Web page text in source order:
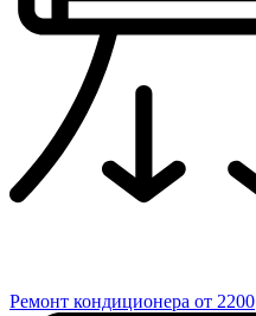
Ремонт кондиционера от 2200